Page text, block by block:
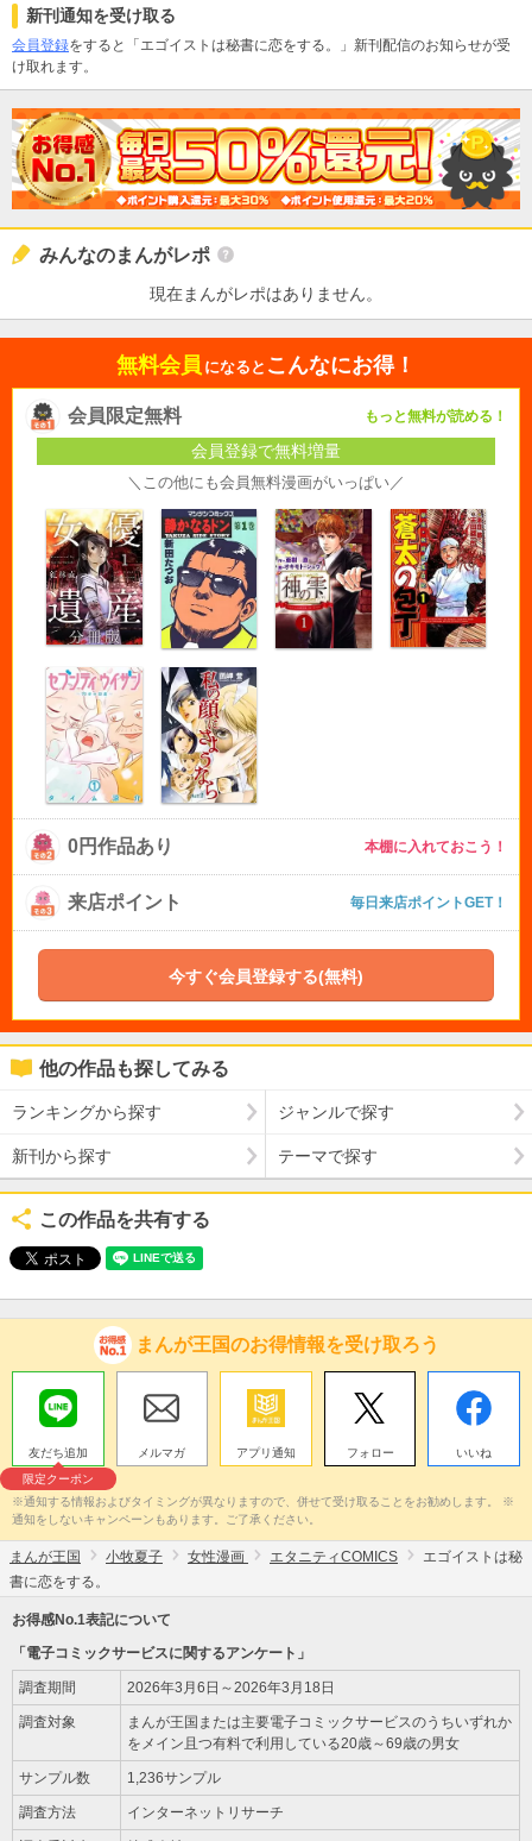
新刊通知を受け取る
会員登録をすると「エゴイストは秘書に恋をする。」新刊配信のお知らせが受
け取れます。
みんなのまんがレポ
現在まんがレポはありません。
無料会員 になると こんなにお得！
会員限定無料 もっと無料が読める！
会員登録で無料増量
＼この他にも会員無料漫画がいっぱい／
0円作品あり 本棚に入れておこう！
来店ポイント 毎日来店ポイントGET！
今すぐ会員登録する(無料)
他の作品も探してみる
ランキングから探す ジャンルで探す
新刊から探す テーマで探す
この作品を共有する
まんが王国のお得情報を受け取ろう
友だち追加
限定クーポン
メルマガ アプリ通知 フォロー いいね
※通知する情報およびタイミングが異なりますので、併せて受け取ることをお勧めします。 ※
通知をしないキャンペーンもあります。ご了承ください。
まんが王国 小牧夏子 女性漫画 エタニティCOMICS
エゴイストは秘
書に恋をする。
お得感No.1表記について
「電子コミックサービスに関するアンケート」
調査期間 2026年3月6日～2026年3月18日
調査対象
まんが王国または主要電子コミックサービスのうちいずれか
をメイン且つ有料で利用している20歳～69歳の男女
サンプル数 1,236サンプル
調査方法 インターネットリサーチ